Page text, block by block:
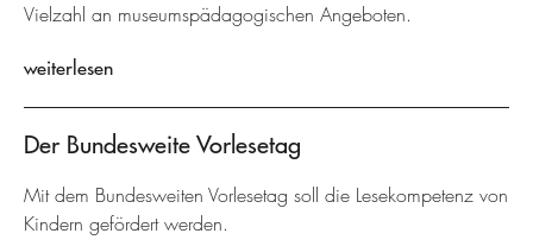
Vielzahl an museumspädagogischen Angeboten.
weiterlesen
Der Bundesweite Vorlesetag
Mit dem Bundesweiten Vorlesetag soll die Lesekompetenz von
Kindern gefördert werden.